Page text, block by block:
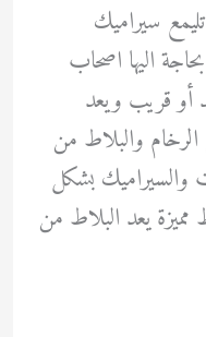
سيراميك
اليها اصحاب
أو قريب ويعد
والبلاط من
والسيراميك بشكل
يعد البلاط من